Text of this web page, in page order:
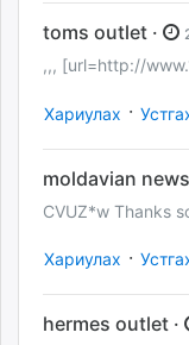
toms outlet ·
,,, [url=http://
Хариулах ·
CVUZ*w Thanks
Хариулах ·
hermes outlet ·